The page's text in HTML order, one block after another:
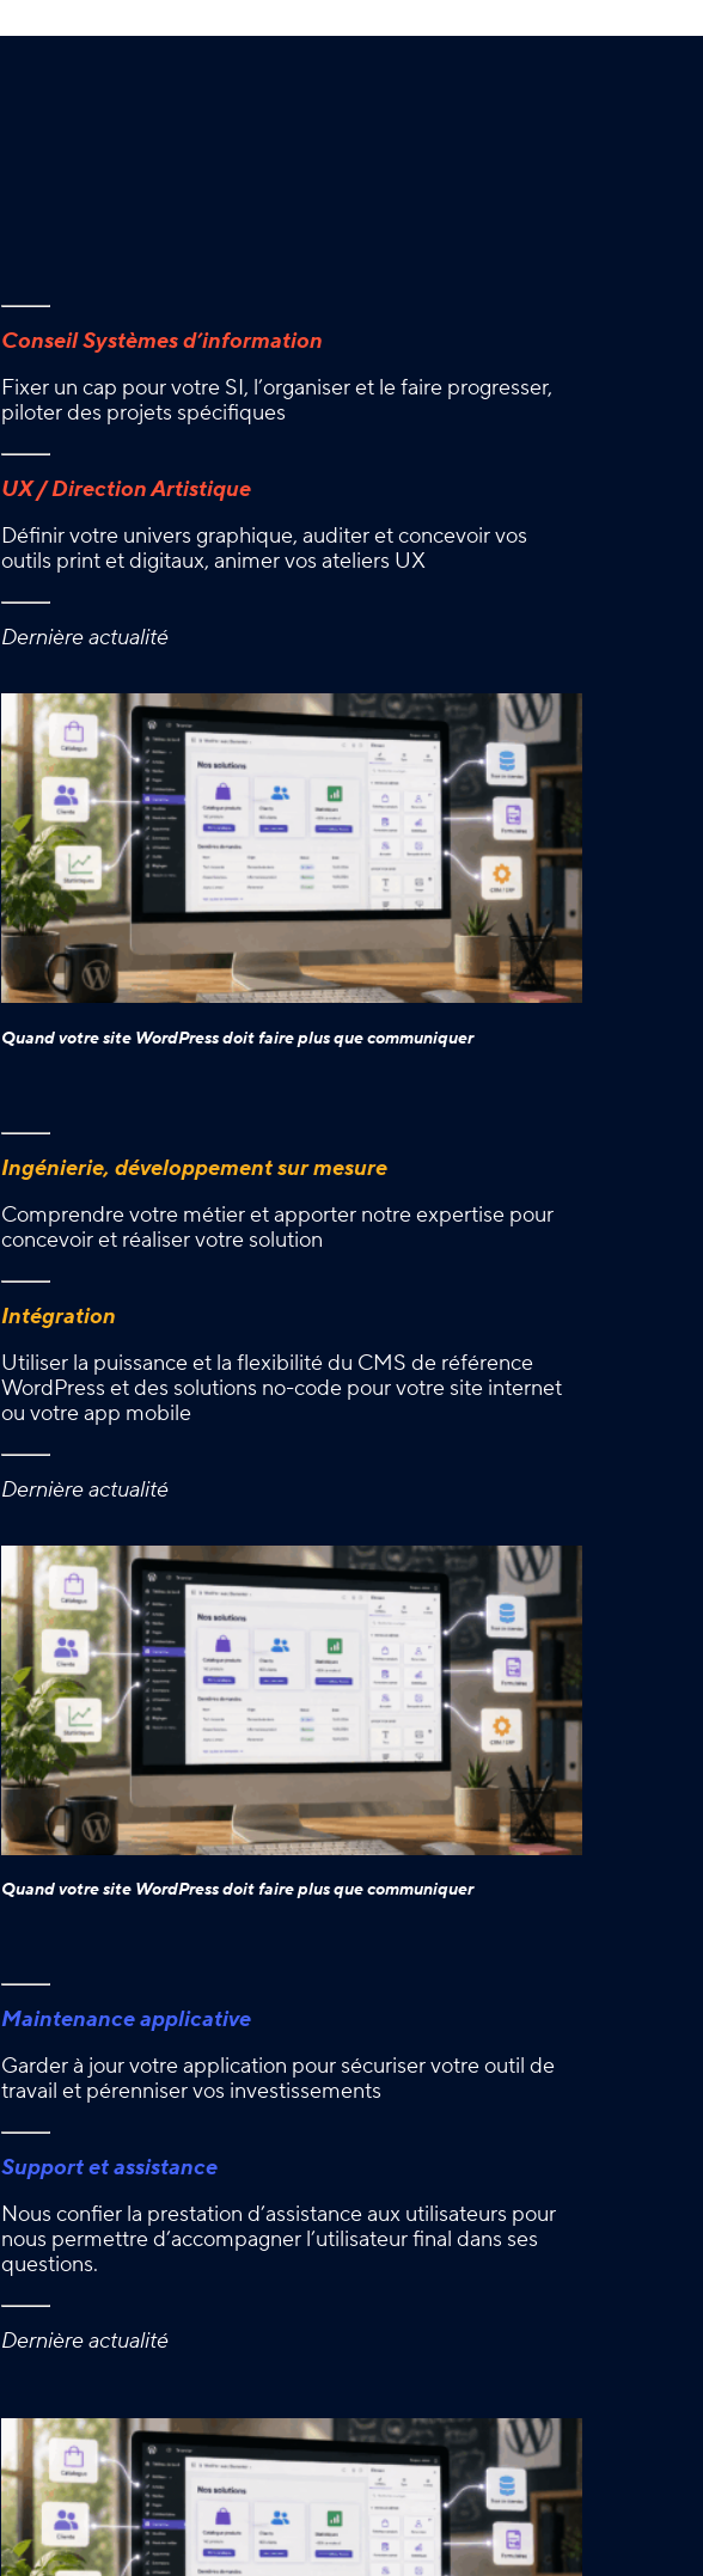
Conseil Systèmes d’information
Fixer un cap pour votre SI, l’organiser et le faire progresser,
piloter des projets spécifiques
UX / Direction Artistique
Définir votre univers graphique, auditer et concevoir vos
outils print et digitaux, animer vos ateliers UX
Dernière actualité
Quand votre site WordPress doit faire plus que communiquer
Ingénierie, développement sur mesure
Comprendre votre métier et apporter notre expertise pour
concevoir et réaliser votre solution
Intégration
Utiliser la puissance et la flexibilité du CMS de référence
WordPress et des solutions no-code pour votre site internet
ou votre app mobile
Dernière actualité
Quand votre site WordPress doit faire plus que communiquer
Maintenance applicative
Garder à jour votre application pour sécuriser votre outil de
travail et pérenniser vos investissements
Support et assistance
Nous confier la prestation d’assistance aux utilisateurs pour
nous permettre d’accompagner l’utilisateur final dans ses
questions.
Dernière actualité